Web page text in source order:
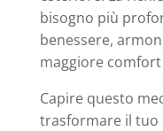
bisogno più
benessere,
maggiore
Capire questo
trasformare il tuo